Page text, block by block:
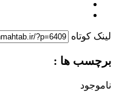
لینک کوتاه
برچسب ها :
ناموجود